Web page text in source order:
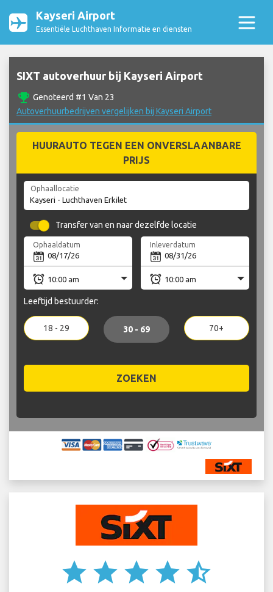
Kayseri Airport
Essentiële Luchthaven Informatie en diensten
SIXT autoverhuur bij Kayseri Airport
emoji_events Genoteerd #1 Van 23
Autoverhuurbedrijven vergelijken bij Kayseri Airport
HUURAUTO TEGEN EEN ONVERSLAANBARE
PRIJS
Ophaallocatie
Transfer van en naar dezelfde locatie
Ophaaldatum Inleverdatum
Leeftijd bestuurder:
18 - 29 30 - 69 70+
ZOEKEN
star star star star star_half